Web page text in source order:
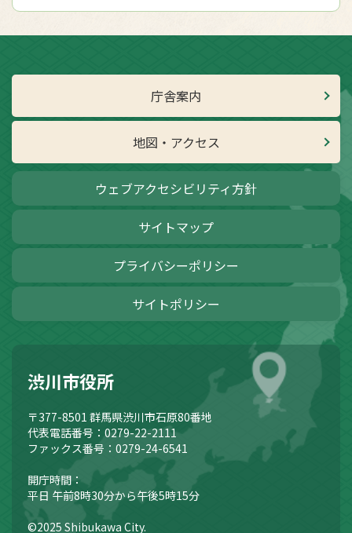
庁舎案内
地図・アクセス
ウェブアクセシビリティ方針
サイトマップ
プライバシーポリシー
サイトポリシー
渋川市役所
〒377-8501 群馬県渋川市石原80番地
代表電話番号：0279-22-2111
ファックス番号：0279-24-6541
開庁時間：
平日 午前8時30分から午後5時15分
©2025 Shibukawa City.